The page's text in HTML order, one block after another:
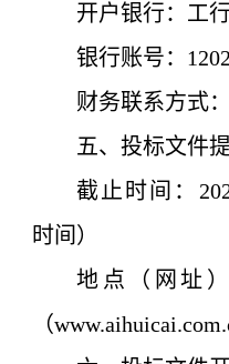
开户银行：工
银行账号：
财务联系方式
五、 投标文件
截止时间：
时间）
地点（网址）
（